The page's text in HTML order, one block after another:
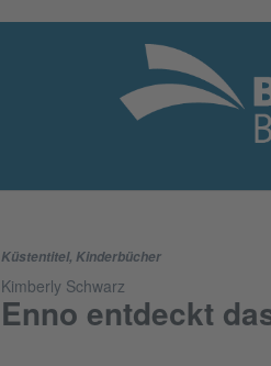
Küstentitel, Kinderbücher
Kimberly Schwarz
Enno entdeckt